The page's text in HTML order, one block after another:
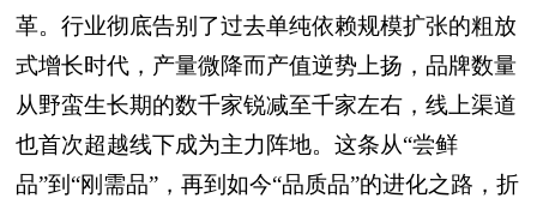
革。行业彻底告别了过去单纯依赖规模扩张的粗放
式增长时代，产量微降而产值逆势上扬，品牌数量
从野蛮生长期的数千家锐减至千家左右，线上渠道
也首次超越线下成为主力阵地。这条从“尝鲜
品”到“刚需品”，再到如今“品质品”的进化之路，折